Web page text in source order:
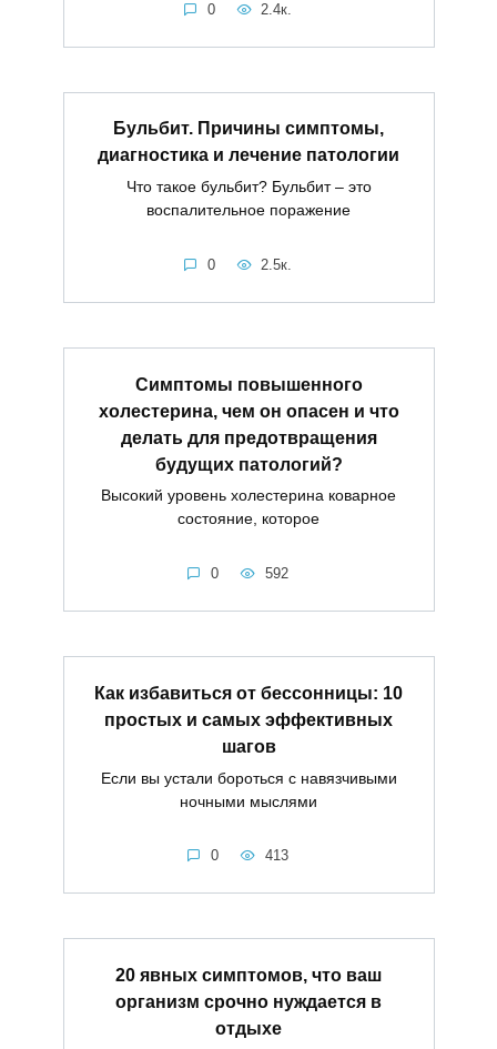
0 2.4к.
Бульбит. Причины симптомы,
диагностика и лечение патологии
Что такое бульбит? Бульбит – это
воспалительное поражение
0 2.5к.
Симптомы повышенного
холестерина, чем он опасен и что
делать для предотвращения
будущих патологий?
Высокий уровень холестерина коварное
состояние, которое
0 592
Как избавиться от бессонницы: 10
простых и самых эффективных
шагов
Если вы устали бороться с навязчивыми
ночными мыслями
0 413
20 явных симптомов, что ваш
организм срочно нуждается в
отдыхе